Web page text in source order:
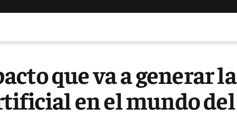
que va a generar la
en el mundo del